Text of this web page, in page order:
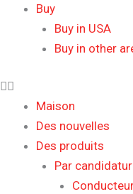
Buy
Buy in USA
Buy in other
Maison
Des nouvelles
Des produits
Par